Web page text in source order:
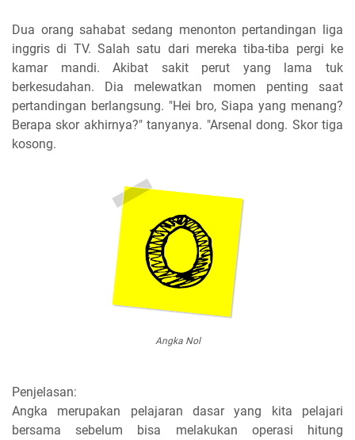
Dua orang sahabat sedang menonton pertandingan liga
inggris di TV. Salah satu dari mereka tiba-tiba pergi ke
kamar mandi. Akibat sakit perut yang lama tuk
berkesudahan. Dia melewatkan momen penting saat
pertandingan berlangsung. "Hei bro, Siapa yang menang?
Berapa skor akhirnya?" tanyanya. "Arsenal dong. Skor tiga
kosong.
Angka Nol
Penjelasan:
Angka merupakan pelajaran dasar yang kita pelajari
bersama sebelum bisa melakukan operasi hitung